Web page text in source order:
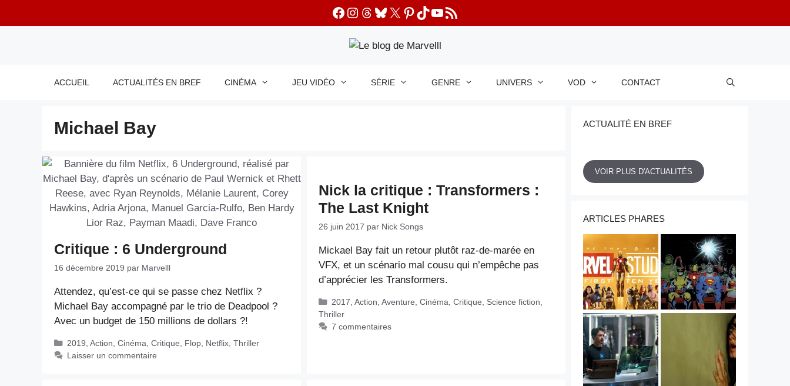
Facebook
Instagram
Threads
Bluesky
X Pinterest
TikTok
YouTube
Flux RSS
ACCUEIL ACTUALITÉS EN BREF CINÉMA JEU VIDÉO SÉRIE GENRE UNIVERS VOD CONTACT
Michael Bay
Critique : 6 Underground
16 décembre 2019 par Marvelll
Attendez, qu’est-ce qui se passe chez Netflix ?
Michael Bay accompagné par le trio de Deadpool ?
Avec un budget de 150 millions de dollars ?!
Catégories
2019 Action Cinéma Critique Flop, Netflix, Thriller
Laisser un commentaire
Nick la critique : Transformers :
The Last Knight
26 juin 2017 par Nick Songs
Mickael Bay fait un retour plutôt raz-de-marée en
VFX, et un scénario mal cousu qui n’empêche pas
d’apprécier les Transformers.
Catégories
2017 Action Aventure Cinéma Critique Science fiction
Thriller
7 commentaires
ACTUALITÉ EN BREF
VOIR PLUS D'ACTUALITÉS
ARTICLES PHARES